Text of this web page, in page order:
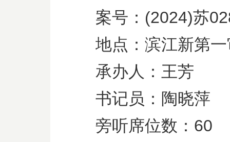
案号： (2024)苏
地点：滨江新第
承办人：王芳
书记员：陶晓萍
旁听席位数： 60